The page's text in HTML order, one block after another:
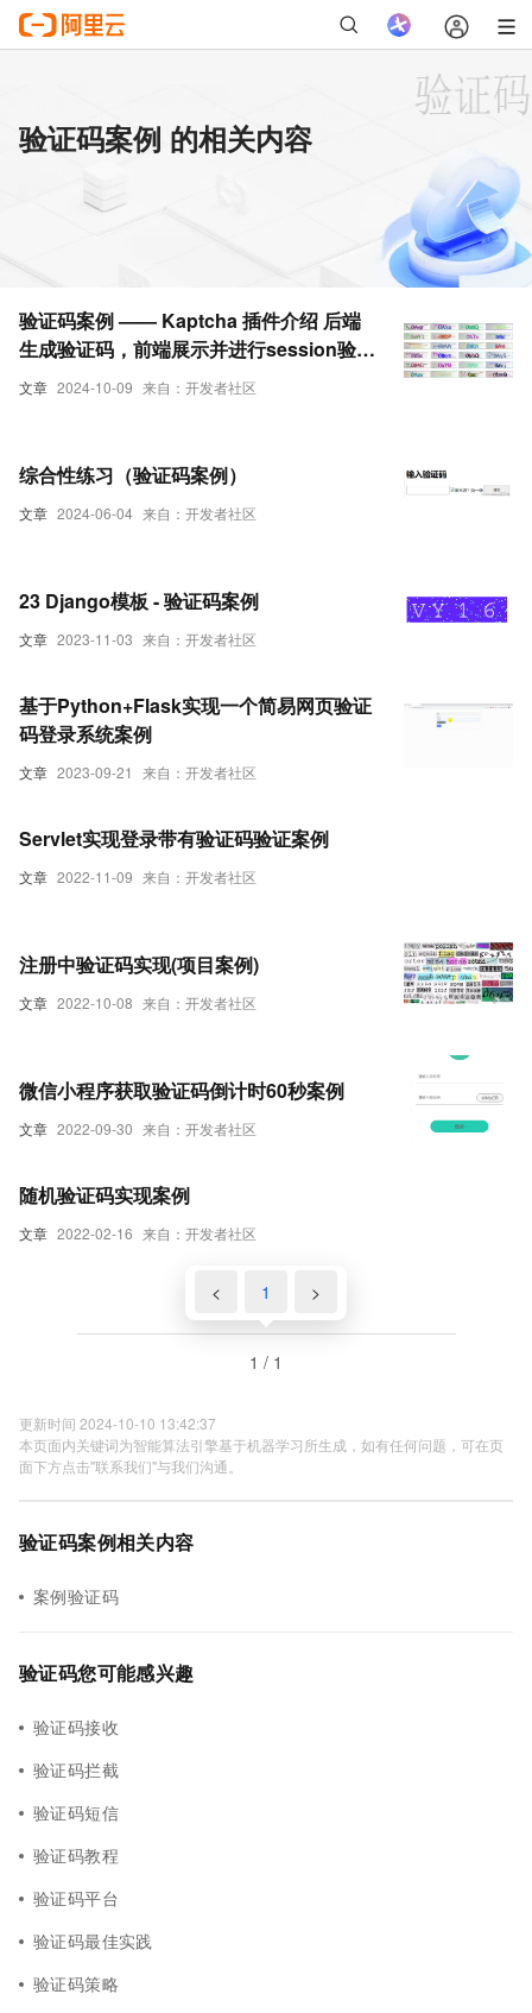
验证码案例 的相关内容
文章 2024-10-09 来自：开发者社区
验证码案例 —— Kaptcha 插件介绍 后端
生成验证码，前端展示并进行session验证
（带完整前后端源码）
文章 2024-06-04 来自：开发者社区
综合性练习（验证码案例）
文章 2023-11-03 来自：开发者社区
23 Django模板 - 验证码案例
文章 2023-09-21 来自：开发者社区
基于Python+Flask实现一个简易网页验证
码登录系统案例
文章 2022-11-09 来自：开发者社区
Servlet实现登录带有验证码验证案例
文章 2022-10-08 来自：开发者社区
注册中验证码实现(项目案例)
文章 2022-09-30 来自：开发者社区
微信小程序获取验证码倒计时60秒案例
文章 2022-02-16 来自：开发者社区
随机验证码实现案例
< 1 >
1 / 1
更新时间 2024-10-10 13:42:37
本页面内关键词为智能算法引擎基于机器学习所生成，如有任何问题，可在页
面下方点击"联系我们"与我们沟通。
验证码案例相关内容
案例验证码
验证码您可能感兴趣
验证码接收
验证码拦截
验证码短信
验证码教程
验证码平台
验证码最佳实践
验证码策略